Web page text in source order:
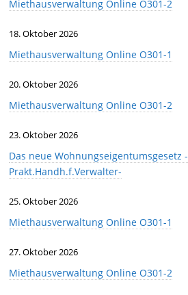
Miethausverwaltung Online O301-2
18. Oktober 2026
Miethausverwaltung Online O301-1
20. Oktober 2026
Miethausverwaltung Online O301-2
23. Oktober 2026
Das neue Wohnungseigentumsgesetz -
Prakt.Handh.f.Verwalter-
25. Oktober 2026
Miethausverwaltung Online O301-1
27. Oktober 2026
Miethausverwaltung Online O301-2